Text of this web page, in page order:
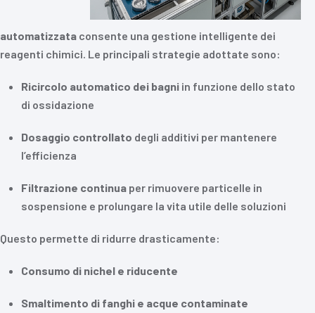
automatizzata consente una gestione intelligente dei
reagenti chimici. Le principali strategie adottate sono:
Ricircolo automatico dei bagni in funzione dello stato
di ossidazione
Dosaggio controllato degli additivi per mantenere
l’efficienza
Filtrazione continua per rimuovere particelle in
sospensione e prolungare la vita utile delle soluzioni
Questo permette di ridurre drasticamente:
Consumo di nichel e riducente
Smaltimento di fanghi e acque contaminate